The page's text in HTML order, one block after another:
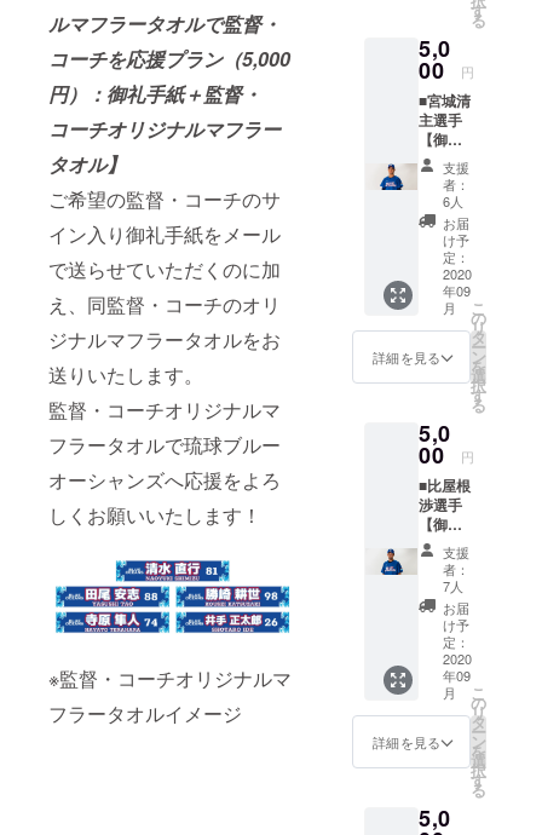
ルマフラータオルで監督・
コーチを応援プラン（5,000
円）：御礼手紙＋監督・
コーチオリジナルマフラー
タオル】
ご希望の監督・コーチのサ
イン入り御礼手紙をメール
で送らせていただくのに加
え、同監督・コーチのオリ
ジナルマフラータオルをお
送りいたします。
監督・コーチオリジナルマ
フラータオルで琉球ブルー
オーシャンズへ応援をよろ
しくお願いいたします！
※監督・コーチオリジナルマ
フラータオルイメージ
お願い
いたし
ます。
※マフ
ラータ
オルの
デザイ
ンは変
更の可
能性も
ござい
ます。
琉球ブ
ルー
オー
シャン
ズを応
援した
いとい
う方は
こちら
よりご
支援を
よろし
くお願
いいた
しま
す。 以
下、ご
ます。
※マフ
ラータ
オルの
デザイ
ンは変
更の可
能性も
ござい
ます。
ルで送
らせて
いただ
くのに
加え、
横山辰
巳選手
のオリ
ジナル
マフ
ラータ
オルを
お送り
いたし
ます。
横山辰
巳選手
ラータ
オルで
琉球ブ
ルー
オー
シャン
ズを応
援した
いとい
う方は
こちら
よりご
支援を
よろし
くお願
いいた
しま
お願い
す
る
5,0
00 円
■宮城清
主選手
【御礼
手紙＋
宮城清
主選手
オリジ
ナルマ
フラー
タオ
ル】 宮
城清主
選手の
サイン
入り御
礼手紙
ルで送
らせて
いただ
くのに
加え、
宮城清
主選手
のオリ
ジナル
マフ
ラータ
オルを
お送り
いたし
ます。
宮城清
主選手
ラータ
支援
者：
6人
お届
け予
定：
2020
年09
月
詳細を見る
こ
の
リ
タ
ー
ン
を
選
択
す
る
5,0
00 円
■比屋根
渉選手
【御礼
手紙＋
比屋根
渉選手
オリジ
ナルマ
フラー
タオ
ル】 比
屋根渉
選手の
サイン
入り御
礼手紙
ルで送
支援
者：
7人
お届
け予
定：
2020
年09
月
詳細を見る
こ
の
リ
タ
ー
ン
を
選
択
す
る
5,0